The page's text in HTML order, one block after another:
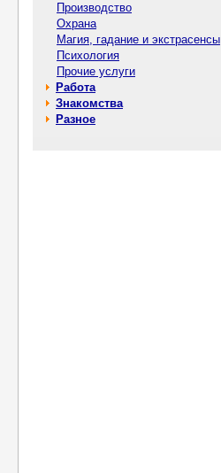
Производство
Охрана
Магия, гадание и экстрасенсы
Психология
Прочие услуги
Работа
Знакомства
Разное